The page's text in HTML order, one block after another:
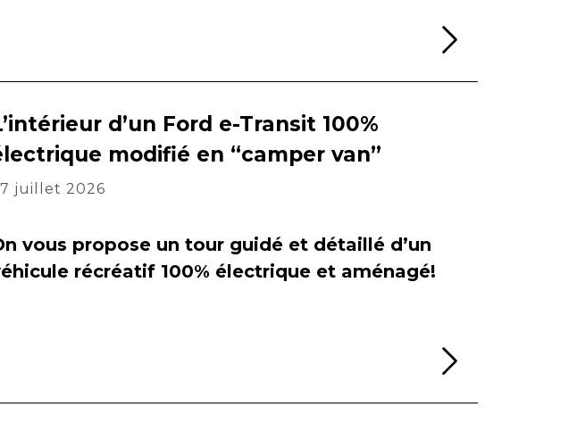
d’un Ford e-Transit 100%
modifié en “camper van”
juillet 2026
vous propose un tour guidé et détaillé d’un
récréatif 100% électrique et aménagé!